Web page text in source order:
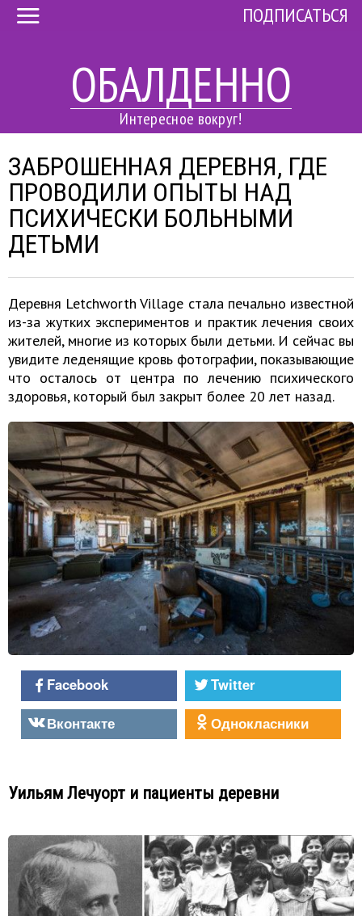
ОБАЛДЕННО
Интересное вокруг!
ПОДПИСАТЬСЯ
ЗАБРОШЕННАЯ ДЕРЕВНЯ, ГДЕ
ПРОВОДИЛИ ОПЫТЫ НАД
ПСИХИЧЕСКИ БОЛЬНЫМИ
ДЕТЬМИ
Деревня Letchworth Village стала печально известной
из-за жутких экспериментов и практик лечения своих
жителей, многие из которых были детьми. И сейчас вы
увидите леденящие кровь фотографии, показывающие
что осталось от центра по лечению психического
здоровья, который был закрыт более 20 лет назад.
Facebook
Twitter
Вконтакте
Однокласники
Уильям Лечуорт и пациенты деревни